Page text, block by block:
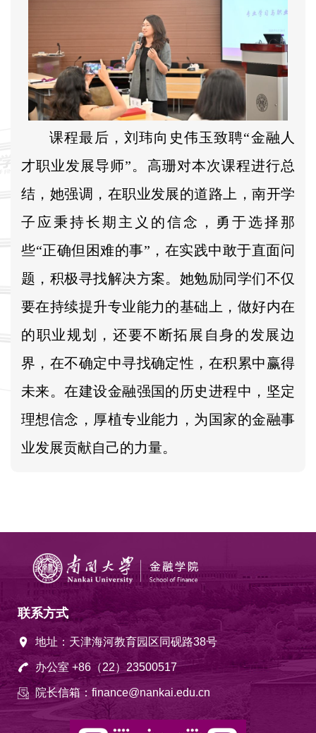
课程最后，刘玮向史伟玉致聘“金融人
才职业发展导师”。高珊对本次课程进行总
结，她强调，在职业发展的道路上，南开学
子应秉持长期主义的信念，勇于选择那
些“正确但困难的事”，在实践中敢于直面问
题，积极寻找解决方案。她勉励同学们不仅
要在持续提升专业能力的基础上，做好内在
的职业规划，还要不断拓展自身的发展边
界，在不确定中寻找确定性，在积累中赢得
未来。在建设金融强国的历史进程中，坚定
理想信念，厚植专业能力，为国家的金融事
业发展贡献自己的力量。
联系方式
地址：天津海河教育园区同砚路38号
办公室 +86（22）23500517
院长信箱：finance@nankai.edu.cn